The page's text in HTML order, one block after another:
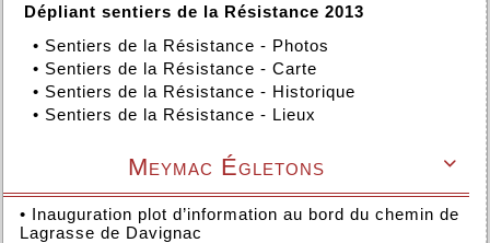
Dépliant sentiers de la Résistance 2013
• Sentiers de la Résistance - Photos
• Sentiers de la Résistance - Carte
• Sentiers de la Résistance - Historique
• Sentiers de la Résistance - Lieux

Meymac Égletons
• Inauguration plot d’information au bord du chemin de
Lagrasse de Davignac